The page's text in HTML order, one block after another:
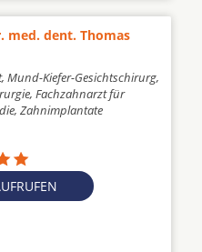
med. dent. Thomas
Mund-Kiefer-Gesichtschirurg,
Fachzahnarzt für
Zahnimplantate